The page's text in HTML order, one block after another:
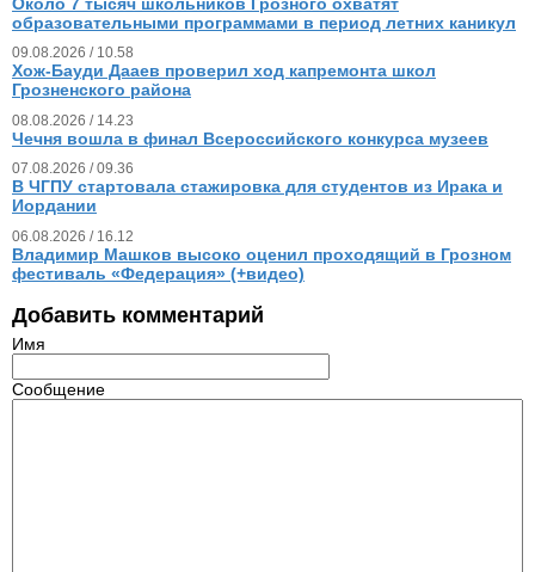
образовательными программами в период летних каникул
09.08.2026 / 10.58
Хож-Бауди Дааев проверил ход капремонта школ
Грозненского района
08.08.2026 / 14.23
Чечня вошла в финал Всероссийского конкурса музеев
07.08.2026 / 09.36
В ЧГПУ стартовала стажировка для студентов из Ирака и
Иордании
06.08.2026 / 16.12
Владимир Машков высоко оценил проходящий в Грозном
фестиваль «Федерация» (+видео)
Добавить комментарий
Имя
Сообщение